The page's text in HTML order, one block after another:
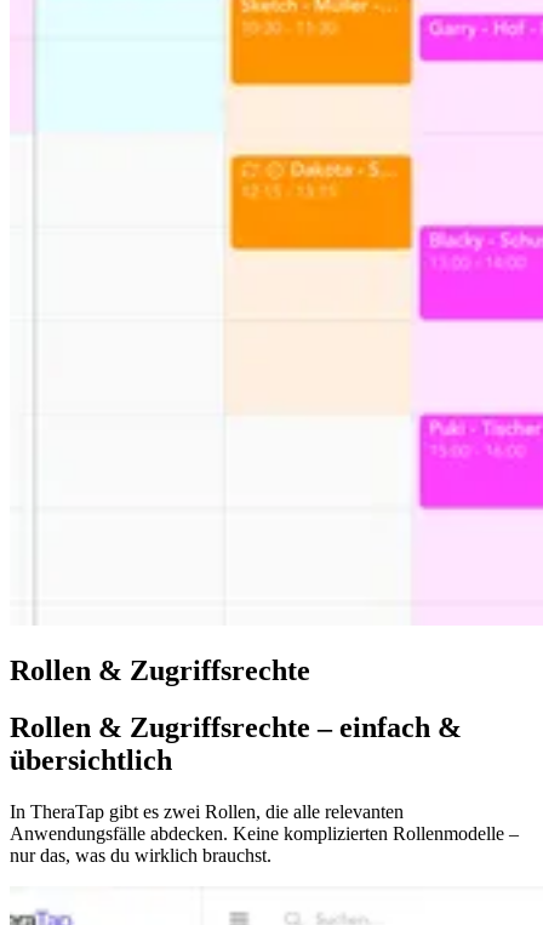
Rollen & Zugriffsrechte
Rollen & Zugriffsrechte – einfach &
übersichtlich
In TheraTap gibt es zwei Rollen, die alle relevanten
Anwendungsfälle abdecken. Keine komplizierten Rollenmodelle –
nur das, was du wirklich brauchst.